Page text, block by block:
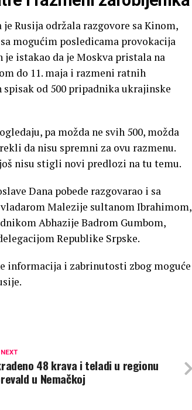
Rusija održala razgovore sa Kinom,
mogućim posledicama provokacija
istakao da je Moskva pristala na
do 11. maja i razmeni ratnih
od 500 pripadnika ukrajinske
pa možda ne svih 500, možda
da nisu spremni za ovu razmenu.
nisu stigli novi predlozi na tu temu.
Dana pobede razgovarao i sa
Malezije sultanom Ibrahimom,
Abhazije Badrom Gumbom,
Republike Srpske.
informacija i zabrinutosti zbog moguće
48 krava i teladi u regionu
u Nemačkoj